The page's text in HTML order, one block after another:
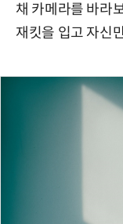
채 카메라를 바라
재킷을 입고 자신